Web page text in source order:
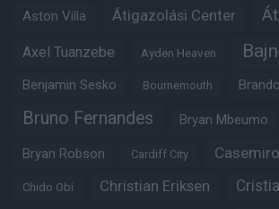
Aston Villa Átigazolási Center
Axel Tuanzebe Ayden Heaven
Benjamin Sesko Bournemouth
Bruno Fernandes Bryan Mbeumo
Bryan Robson Cardiff City Casemiro
Chido Obi Christian Eriksen